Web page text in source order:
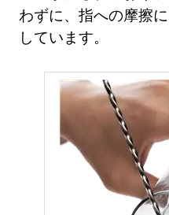
わずに、指への摩擦
しています。